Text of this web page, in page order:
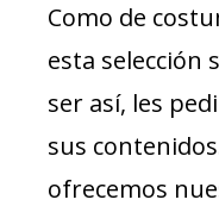
Como de
esta selección
ser así, les
sus
ofrecemos